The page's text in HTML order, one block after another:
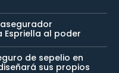
al poder
de sepelio en
sus propios